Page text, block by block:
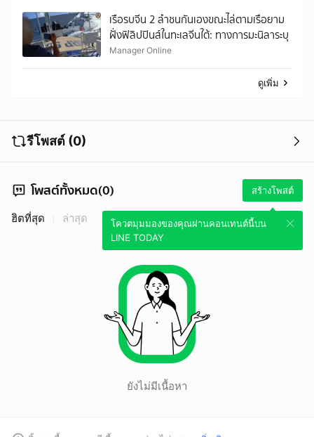
เรือรบจีน 2 ลำชนกันเองขณะไล่ตามเรือยาม
ฝั่งฟิลิปปินส์ในทะเลจีนใต้: ทางการมะนิลาระบุ
Manager Online
ดูเพิ่ม
รีโพสต์ (0)
โพสต์ทั้งหมด(0) สร้างโพสต์
โควตมุมมองของคุณผ่านคอนเทนต์นี้บน
LINE TODAY
ฮิตที่สุด ล่าสุด
ยังไม่มีเนื้อหา